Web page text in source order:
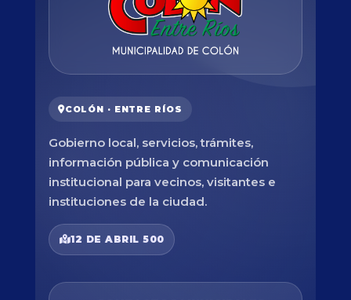
COLÓN · ENTRE RÍOS
Gobierno local, servicios, trámites,
información pública y comunicación
institucional para vecinos, visitantes e
instituciones de la ciudad.
12 DE ABRIL 500